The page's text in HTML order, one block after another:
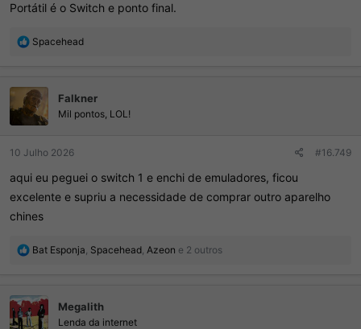
Portátil é o Switch e ponto final.
R
ç
õ
e
s
Spacehead
Falkner
Mil pontos, LOL!
10 Julho 2026 #16.749
aqui eu peguei o switch 1 e enchi de emuladores, ficou
excelente e supriu a necessidade de comprar outro aparelho
chines
R
ç
õ
e
Bat Esponja, Spacehead, Azeon e 2 outros
Megalith
Lenda da internet